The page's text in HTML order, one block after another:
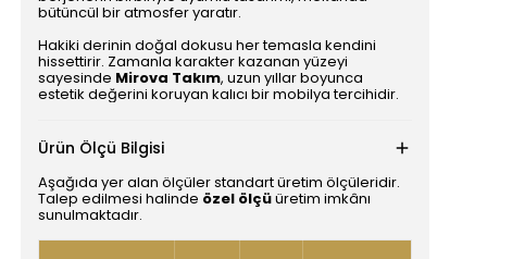
bütüncül bir atmosfer yaratır.
Hakiki derinin doğal dokusu her temasla kendini
hissettirir. Zamanla karakter kazanan yüzeyi
sayesinde Mirova Takım, uzun yıllar boyunca
estetik değerini koruyan kalıcı bir mobilya tercihidir.
Ürün Ölçü Bilgisi
Aşağıda yer alan ölçüler standart üretim ölçüleridir.
Talep edilmesi halinde özel ölçüüretim imkânı
sunulmaktadır.